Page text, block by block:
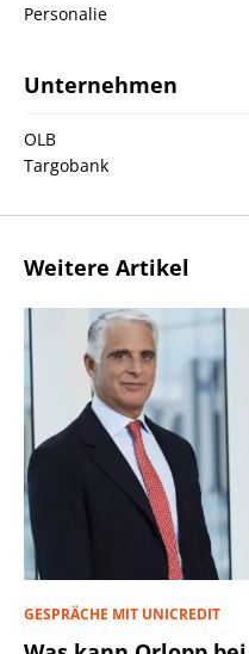
Personalie
Unternehmen
OLB
Targobank
Weitere Artikel
GESPRÄCHE MIT UNICREDIT